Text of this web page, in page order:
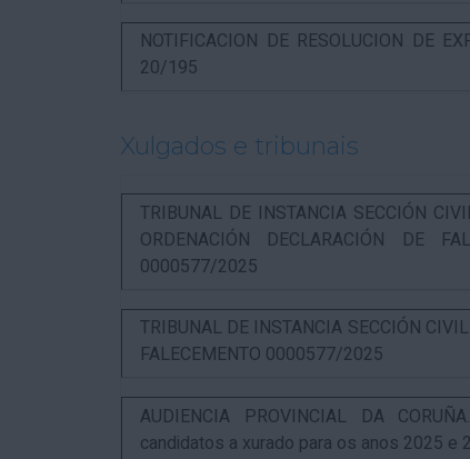
NOTIFICACION DE RESOLUCION DE
20/195
Xulgados e tribunais
TRIBUNAL DE INSTANCIA SECCIÓN
ORDENACIÓN DECLARACIÓN DE
0000577/2025
TRIBUNAL DE INSTANCIA SECCIÓN
FALECEMENTO 0000577/2025
AUDIENCIA PROVINCIAL DA
candidatos a xurado para os anos 2025 e